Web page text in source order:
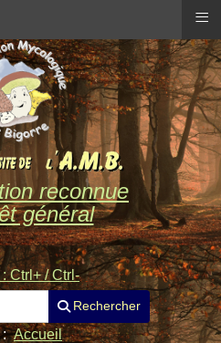
reconnue
général
Ctrl+ / Ctrl-
Rechercher
:Accueil
≡